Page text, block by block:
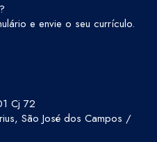
e envie o seu currículo.
Cj 72
São José dos Campos /